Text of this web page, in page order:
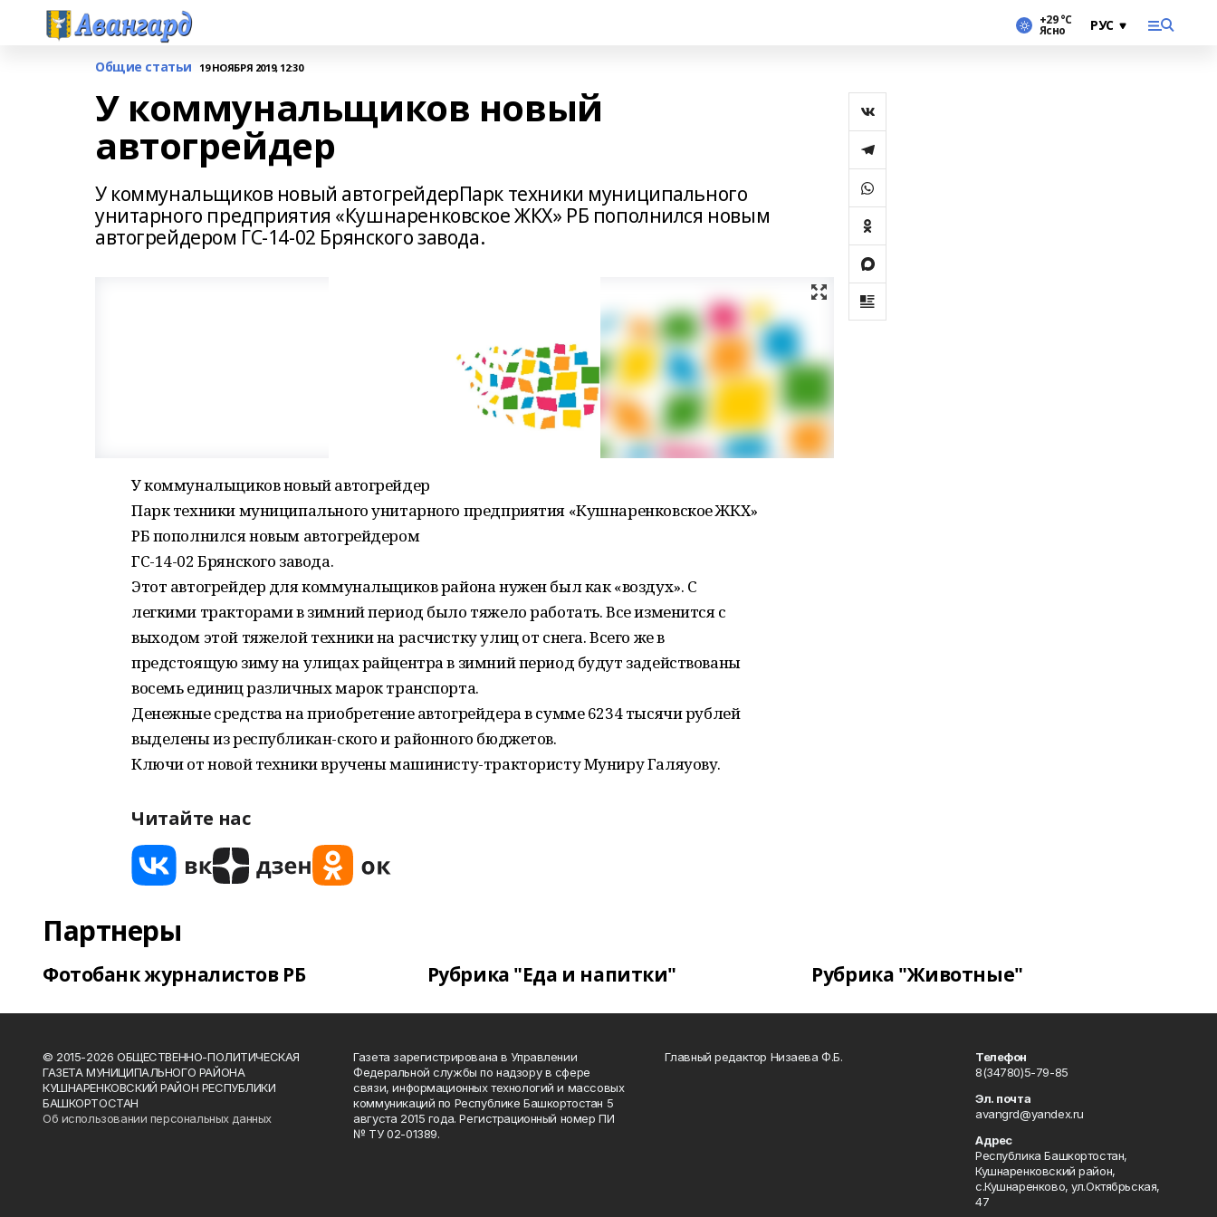
+29 °С
Ясно
Общие статьи 19 НОЯБРЯ 2019, 12:30
У коммунальщиков новый
автогрейдер
У коммунальщиков новый автогрейдерПарк техники муниципального
унитарного предприятия «Кушнаренковское ЖКХ» РБ пополнился новым
автогрейдером ГС-14-02 Брянского завода.
У коммунальщиков новый автогрейдер
Парк техники муниципального унитарного предприятия «Кушнаренковское ЖКХ»
РБ пополнился новым автогрейдером
ГС-14-02 Брянского завода.
Этот автогрейдер для коммунальщиков района нужен был как «воздух». С
легкими тракторами в зимний период было тяжело работать. Все изменится с
выходом этой тяжелой техники на расчистку улиц от снега. Всего же в
предстоящую зиму на улицах райцентра в зимний период будут задействованы
восемь единиц различных марок транспорта.
Денежные средства на приобретение автогрейдера в сумме 6234 тысячи рублей
выделены из республикан-ского и районного бюджетов.
Ключи от новой техники вручены машинисту-трактористу Муниру Галяуову.
Читайте нас
Партнеры
Фотобанк журналистов РБ Рубрика "Еда и напитки" Рубрика "Животные"
© 2015-2026 ОБЩЕСТВЕННО-ПОЛИТИЧЕСКАЯ
ГАЗЕТА МУНИЦИПАЛЬНОГО РАЙОНА
КУШНАРЕНКОВСКИЙ РАЙОН РЕСПУБЛИКИ
БАШКОРТОСТАН
Об использовании персональных данных
Газета зарегистрирована в Управлении
Федеральной службы по надзору в сфере
связи, информационных технологий и массовых
коммуникаций по Республике Башкортостан 5
августа 2015 года. Регистрационный номер ПИ
№ ТУ 02-01389.
Главный редактор Низаева Ф.Б.
Телефон
8(34780)5-79-85
Эл. почта
avangrd@yandex.ru
Адрес
Республика Башкортостан,
Кушнаренковский район,
с.Кушнаренково, ул.Октябрьская,
47